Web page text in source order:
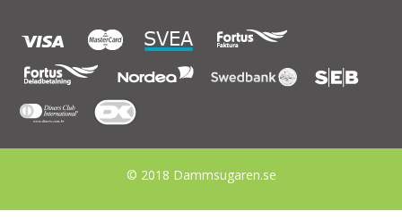
© 2018 Dammsugaren.se